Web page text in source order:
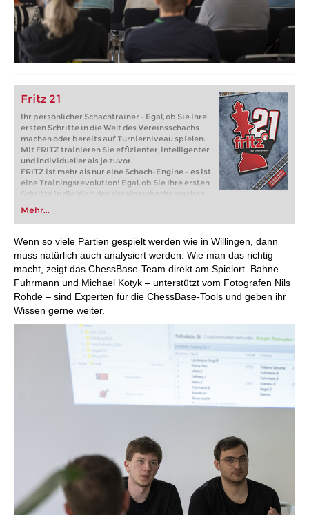
Fritz 21
Ihr persönlicher Schachtrainer - Egal, ob Sie Ihre
ersten Schritte in die Welt des Vereinsschachs
machen oder bereits auf Turnierniveau spielen:
Mit FRITZ trainieren Sie effizienter, intelligenter
und individueller als je zuvor.
FRITZ ist mehr als nur eine Schach-Engine – es ist
eine Trainingsrevolution! Egal, ob Sie Ihre ersten
Schritte in die Welt des Vereinsschachs machen
oder bereits auf Turnierniveau spielen: Mit
FRITZ trainieren Sie effizienter, intelligenter und
individueller als je zuvor.
Mehr...
Wenn so viele Partien gespielt werden wie in Willingen, dann
muss natürlich auch analysiert werden. Wie man das richtig
macht, zeigt das ChessBase-Team direkt am Spielort. Bahne
Fuhrmann und Michael Kotyk – unterstützt vom Fotografen Nils
Rohde – sind Experten für die ChessBase-Tools und geben ihr
Wissen gerne weiter.